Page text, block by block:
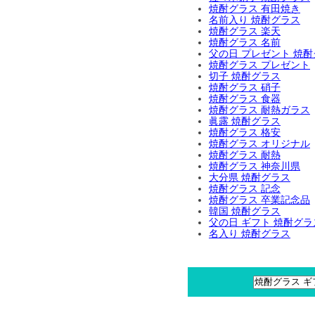
焼酎グラス 有田焼き
名前入り 焼酎グラス
焼酎グラス 楽天
焼酎グラス 名前
父の日 プレゼント 焼酎
焼酎グラス プレゼント
切子 焼酎グラス
焼酎グラス 硝子
焼酎グラス 食器
焼酎グラス 耐熱ガラス
眞露 焼酎グラス
焼酎グラス 格安
焼酎グラス オリジナル
焼酎グラス 耐熱
焼酎グラス 神奈川県
大分県 焼酎グラス
焼酎グラス 記念
焼酎グラス 卒業記念品
韓国 焼酎グラス
父の日 ギフト 焼酎グラ
名入り 焼酎グラス